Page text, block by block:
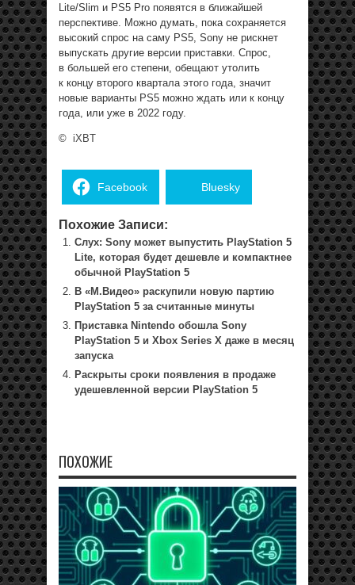
Lite/Slim и PS5 Pro появятся в ближайшей
перспективе. Можно думать, пока сохраняется
высокий спрос на саму PS5, Sony не рискнет
выпускать другие версии приставки. Спрос,
в большей его степени, обещают утолить
к концу второго квартала этого года, значит
новые варианты PS5 можно ждать или к концу
года, или уже в 2022 году.
© iXBT
Facebook Bluesky
Похожие Записи:
Слух: Sony может выпустить PlayStation 5
Lite, которая будет дешевле и компактнее
обычной PlayStation 5
В «М.Видео» раскупили новую партию
PlayStation 5 за считанные минуты
Приставка Nintendo обошла Sony
PlayStation 5 и Xbox Series X даже в месяц
запуска
Раскрыты сроки появления в продаже
удешевленной версии PlayStation 5
ПОХОЖИЕ